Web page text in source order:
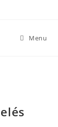
Menu